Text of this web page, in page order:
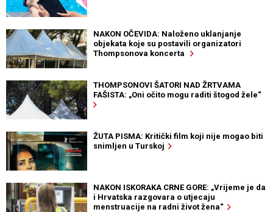
NAKON OČEVIDA: Naloženo uklanjanje
objekata koje su postavili organizatori
Thompsonova koncerta
THOMPSONOVI ŠATORI NAD ŽRTVAMA
FAŠISTA: „Oni očito mogu raditi štogod žele“
ŽUTA PISMA: Kritički film koji nije mogao biti
snimljen u Turskoj
NAKON ISKORAKA CRNE GORE: „Vrijeme je da
i Hrvatska razgovara o utjecaju
menstruacije na radni život žena“